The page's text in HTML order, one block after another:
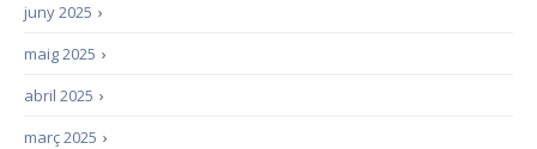
›
juny 2025
›
maig 2025
›
abril 2025
›
març 2025